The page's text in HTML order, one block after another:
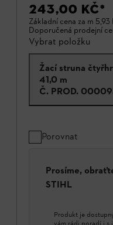
243,00 KČ*
Základní cena za m 5,93
Doporučená prodejní
Vybrat položku
Žací struna
41,0 m
Č. PROD.
Porovnat
Prosíme,
STIHL
Produkt je
vám rádi poradí i s